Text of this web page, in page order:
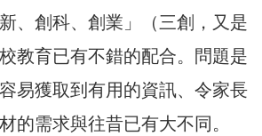
、創科、創業」（三創，又是
教育已有不錯的配合。問題是
易獲取到有用的資訊、令家長
的需求與往昔已有大不同。